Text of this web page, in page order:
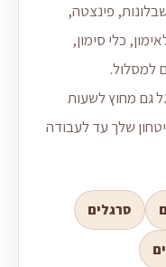
פינצטה,
כלי סימון,
למסלול.
גם מחוץ לשעות
שלך עד לעבודה
סרגלים